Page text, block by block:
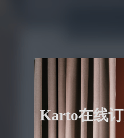
Karto在线